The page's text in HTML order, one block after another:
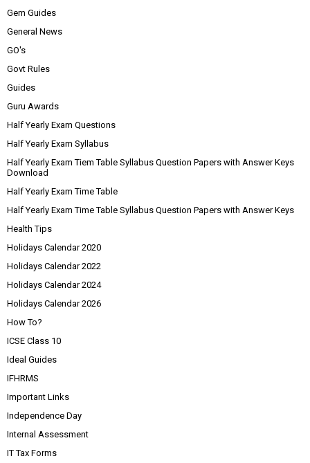
Gem Guides
General News
GO's
Govt Rules
Guides
Guru Awards
Half Yearly Exam Questions
Half Yearly Exam Syllabus
Half Yearly Exam Tiem Table Syllabus Question Papers with Answer Keys
Download
Half Yearly Exam Time Table
Half Yearly Exam Time Table Syllabus Question Papers with Answer Keys
Health Tips
Holidays Calendar 2020
Holidays Calendar 2022
Holidays Calendar 2024
Holidays Calendar 2026
How To?
ICSE Class 10
Ideal Guides
IFHRMS
Important Links
Independence Day
Internal Assessment
IT Tax Forms